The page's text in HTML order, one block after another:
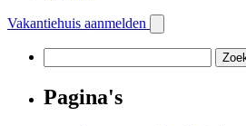
Vakantiehuis aanmelden
naar:
Pagina's